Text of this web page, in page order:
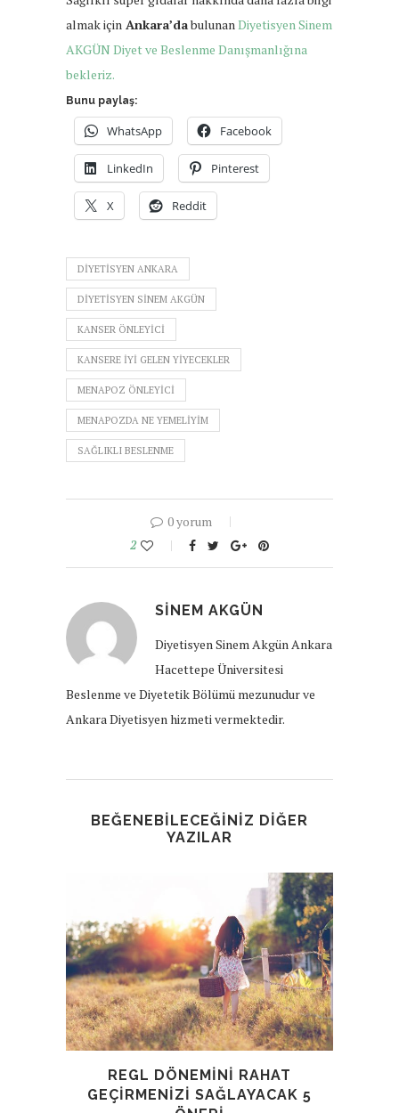
almak için Ankara’dabulunanDiyetisyen Sinem
AKGÜN Diyet ve Beslenme Danışmanlığına
bekleriz.
Bunu paylaş:
WhatsApp Facebook
LinkedIn Pinterest
X Reddit
DIYETISYEN ANKARA
DIYETISYEN SINEM AKGÜN
KANSER ÖNLEYICI
KANSERE IYI GELEN YIYECEKLER
MENAPOZ ÖNLEYICI
MENAPOZDA NE YEMELIYIM
SAĞLIKLI BESLENME
0 yorum
2
SINEM AKGÜN
Diyetisyen Sinem Akgün Ankara
Hacettepe Üniversitesi
Beslenme ve Diyetetik Bölümü mezunudur ve
Ankara Diyetisyen hizmeti vermektedir.
BEĞENEBILECEĞINIZ DIĞER
YAZILAR
REGL DÖNEMINI RAHAT
GEÇIRMENIZI SAĞLAYACAK 5